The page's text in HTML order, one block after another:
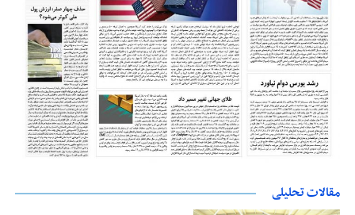
مقالات تحلیلی